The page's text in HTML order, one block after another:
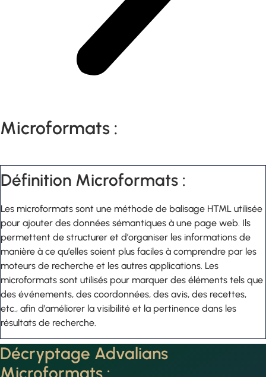
Microformats :
Définition Microformats :
Les microformats sont une méthode de balisage HTML utilisée
pour ajouter des données sémantiques à une page web. Ils
permettent de structurer et d’organiser les informations de
manière à ce qu’elles soient plus faciles à comprendre par les
moteurs de recherche et les autres applications. Les
microformats sont utilisés pour marquer des éléments tels que
des événements, des coordonnées, des avis, des recettes,
etc., afin d’améliorer la visibilité et la pertinence dans les
résultats de recherche.
Décryptage Advalians